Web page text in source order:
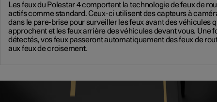
Les feux du Polestar 4 comportent la technologie de feux de
actifs comme standard. Ceux-ci utilisent des capteurs à
dans le pare-brise pour surveiller les feux avant des véhicules
approchent et les feux arrière des véhicules devant vous. Une
détectés, vos feux passeront automatiquement des feux de
aux feux de croisement.